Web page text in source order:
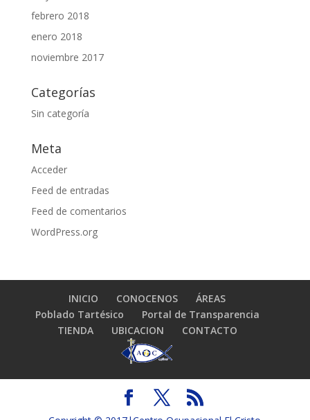
febrero 2018
enero 2018
noviembre 2017
Categorías
Sin categoría
Meta
Acceder
Feed de entradas
Feed de comentarios
WordPress.org
INICIO CONOCENOS
ÁREAS
Poblado Tartésico
Portal de Transparencia
TIENDA
UBICACION CONTACTO